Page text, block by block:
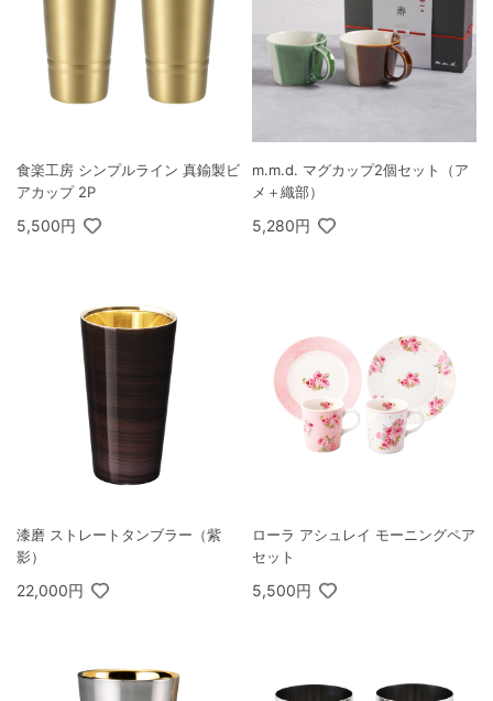
食楽工房 シンプルライン 真鍮製ビ
アカップ 2P
5,500円
m.m.d. マグカップ2個セット（ア
メ＋織部）
5,280円
漆磨 ストレートタンブラー（紫
影）
22,000円
ローラ アシュレイ モーニングペア
セット
5,500円